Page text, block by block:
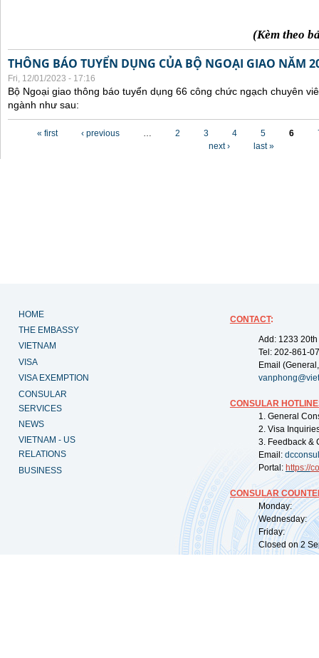
(Kèm theo
THÔNG BÁO TUYỂN DỤNG CỦA BỘ NGOẠI GIAO NĂM
Fri, 12/01/2023 - 17:16
Bộ Ngoại giao thông báo tuyển dụng 66 công chức ngạch chuyên
ngành như sau:
« first ‹ previous … 2 3 4 5 6
next ›
last »
HOME
THE EMBASSY
VIETNAM
VISA
VISA EXEMPTION
CONSULAR
SERVICES
NEWS
VIETNAM - US
RELATIONS
BUSINESS
CONTACT:
Add: 1233
Tel: 202-861-
Email
CONSULAR
1. General
2. Visa
3. Feedback &
Email:
Portal: https://
CONSULAR
Monday:
Wednesday:
Friday:
Closed on 2